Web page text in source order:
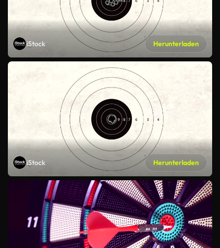
iStock Herunterladen
iStock Herunterladen